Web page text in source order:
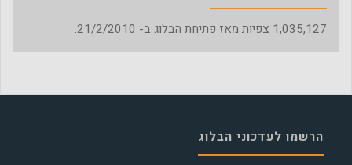
1,035,127 צפיות מאז פתיחת הבלוג ב- 21/2/2010.
הרשמו לעדכוני הבלוג